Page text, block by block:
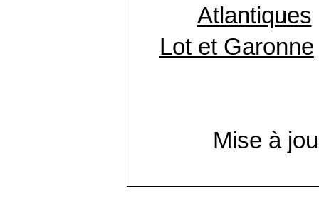
Atlantiques
Lot et Garonne
Mise à